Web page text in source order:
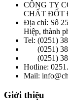
CÔNG TY
CHẤT ĐỐT
Địa chỉ: Số
Hiệp, thành
Tel: (0251)
(0251)
(0251)
Hotline:
Mail:
Giới thiệu